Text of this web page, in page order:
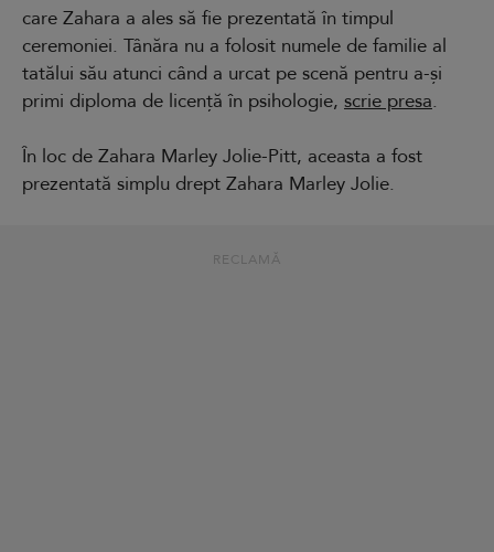
care Zahara a ales să fie prezentată în timpul
ceremoniei. Tânăra nu a folosit numele de familie al
tatălui său atunci când a urcat pe scenă pentru a-și
primi diploma de licență în psihologie, scrie presa.
În loc de Zahara Marley Jolie-Pitt, aceasta a fost
prezentată simplu drept Zahara Marley Jolie.
RECLAMĂ